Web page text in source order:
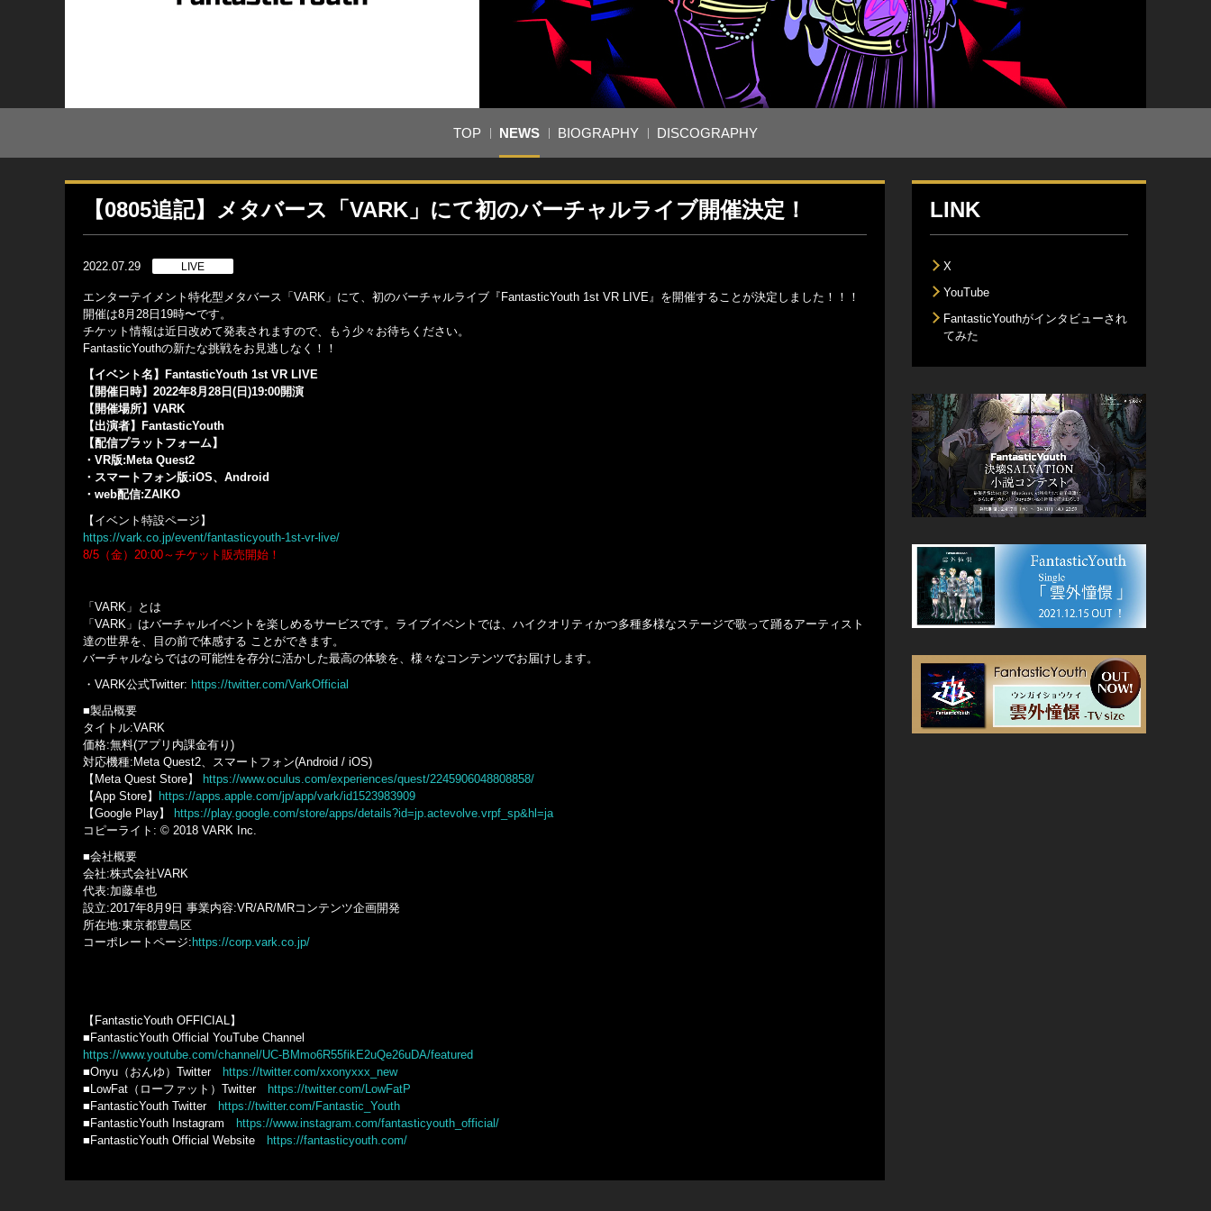
TOP NEWS BIOGRAPHY DISCOGRAPHY
【0805追記】メタバース「VARK」にて初のバーチャルライブ開催決定！
2022.07.29 LIVE
エンターテイメント特化型メタバース「VARK」にて、初のバーチャルライブ『FantasticYouth 1st VR LIVE』を開催することが決定しました！！！
開催は8月28日19時〜です。
チケット情報は近日改めて発表されますので、もう少々お待ちください。
FantasticYouthの新たな挑戦をお見逃しなく！！
【イベント名】FantasticYouth 1st VR LIVE
【開催日時】2022年8月28日(日)19:00開演
【開催場所】VARK
【出演者】FantasticYouth
【配信プラットフォーム】
・VR版:Meta Quest2
・スマートフォン版:iOS、Android
・web配信:ZAIKO
【イベント特設ページ】
https://vark.co.jp/event/fantasticyouth-1st-vr-live/
8/5（金）20:00～チケット販売開始！
「VARK」とは
「VARK」はバーチャルイベントを楽しめるサービスです。ライブイベントでは、ハイクオリティかつ多種多様なステージで歌って踊るアーティスト
達の世界を、目の前で体感する ことができます。
バーチャルならではの可能性を存分に活かした最高の体験を、様々なコンテンツでお届けします。
・VARK公式Twitter: https://twitter.com/VarkOfficial
■製品概要
タイトル:VARK
価格:無料(アプリ内課金有り)
対応機種:Meta Quest2、スマートフォン(Android / iOS)
【Meta Quest Store】
https://www.oculus.com/experiences/quest/2245906048808858/
【App Store】
https://apps.apple.com/jp/app/vark/id1523983909
【Google Play】
https://play.google.com/store/apps/details?id=jp.actevolve.vrpf_sp&hl=ja
コピーライト: © 2018 VARK Inc.
■会社概要
会社:株式会社VARK
代表:加藤卓也
設立:2017年8月9日 事業内容:VR/AR/MRコンテンツ企画開発
所在地:東京都豊島区
コーポレートページ: https://corp.vark.co.jp/
【FantasticYouth OFFICIAL】
■FantasticYouth Official YouTube Channel
https://www.youtube.com/channel/UC-BMmo6R55fikE2uQe26uDA/featured
■Onyu（おんゆ）Twitter
https://twitter.com/xxonyxxx_new
■LowFat（ローファット）Twitter
https://twitter.com/LowFatP
■FantasticYouth Twitter
https://twitter.com/Fantastic_Youth
■FantasticYouth Instagram
https://www.instagram.com/fantasticyouth_official/
■FantasticYouth Official Website
https://fantasticyouth.com/
LINK
X
YouTube
FantasticYouthがインタビューされ
てみた